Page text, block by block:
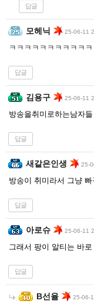
답글
모헤닉 25-06-11
ㅋㅋㅋㅋㅋㅋㅋㅋㅋㅋㅋ
답글
김용구 25-06-11
방송을취미로하는남자
답글
새같은인생 25-
방송이 취미라서 그냥
답글
아로슈 25-06-11
그래서 팡이 알티는 바
답글
B선율 25-06-